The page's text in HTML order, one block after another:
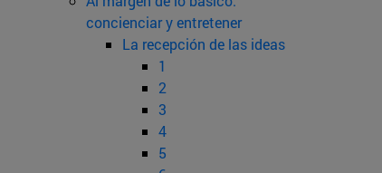
concienciar y entretener
La recepción de las ideas
1
2
3
4
5